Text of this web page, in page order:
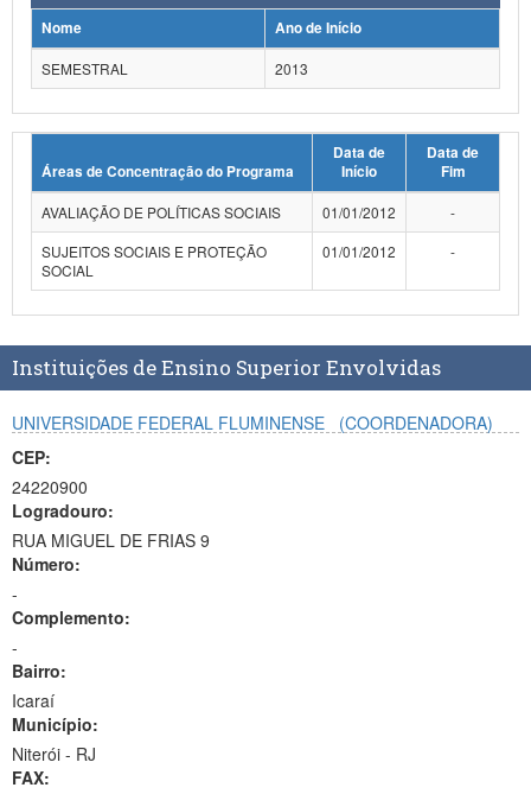
Secretaria de Governo
Advocacia-Geral da União
Banco Central do Brasil
Nome
Ano de Início
SEMESTRAL
2013
Áreas de Concentração do Programa
Data de
Início
Data de
Fim
AVALIAÇÃO DE POLÍTICAS SOCIAIS
01/01/2012
-
SUJEITOS SOCIAIS E PROTEÇÃO
SOCIAL
01/01/2012 -
Instituições de Ensino Superior Envolvidas
UNIVERSIDADE FEDERAL FLUMINENSE
(COORDENADORA)
CEP:
24220900
Logradouro:
RUA MIGUEL DE FRIAS 9
Número:
-
Complemento:
-
Bairro:
Icaraí
Município:
Niterói - RJ
FAX: